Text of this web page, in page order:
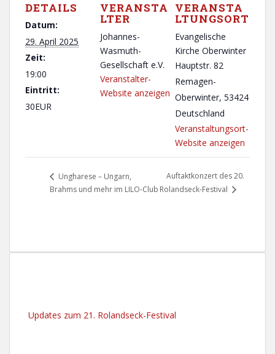
DETAILS
Datum:
29. April 2025
Zeit:
19:00
Eintritt:
30EUR
VERANSTA
LTUNGSORT
Evangelische
Kirche Oberwinter
Hauptstr. 82
Remagen-
Oberwinter, 53424
Deutschland
Veranstaltungsort-
Website anzeigen
VERANSTA
LTER
Johannes-
Wasmuth-
Gesellschaft e.V.
Veranstalter-
Website anzeigen
Ungharese – Ungarn,
Brahms und mehr im LILO-Club
Auftaktkonzert des 20.
Rolandseck-Festival
Updates zum 21. Rolandseck-Festival